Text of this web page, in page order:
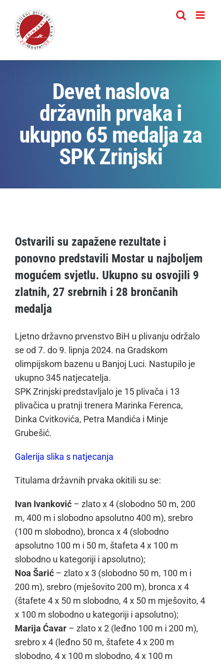
content
Devet naslova
državnih prvaka i
ukupno 65 medalja za
SPK Zrinjski
Ostvarili su zapažene rezultate i
ponovno predstavili Mostar u najboljem
mogućem svjetlu. Ukupno su osvojili 9
zlatnih, 27 srebrnih i 28 brončanih
medalja
Ljetno državno prvenstvo BiH u plivanju održalo
se od 7. do 9. lipnja 2024. na Gradskom
olimpijskom bazenu u Banjoj Luci. Nastupilo je
ukupno 345 natjecatelja.
SPK Zrinjski predstavljalo je 15 plivača i 13
plivačica u pratnji trenera Marinka Ferenca,
Dinka Cvitkovića, Petra Mandića i Minje
Grubešić.
Galerija slika s natjecanja
Titulama državnih prvaka okitili su se:
Ivan Ivanković – zlato x 4 (slobodno 50 m, 200
m, 400 m i slobodno apsolutno 400 m), srebro
(100 m slobodno), bronca x 4 (slobodno
apsolutno 100 m i 50 m, štafeta 4 x 100 m
slobodno u kategoriji i apsolutno);
Noa Šarić – zlato x 3 (slobodno 50 m, 100 m i
200 m), srebro (mješovito 200 m), bronca x 4
(štafete 4 x 50 m slobodno, 4 x 50 m mješovito, 4
x 100 m slobodno u kategoriji i apsolutno);
Marija Ćavar – zlato x 2 (leđno 100 m i 200 m),
srebro x 4 (leđno 50 m, štafete 4 x 200 m
slobodno, 4 x 100 m slobodno, 4 x 100 m